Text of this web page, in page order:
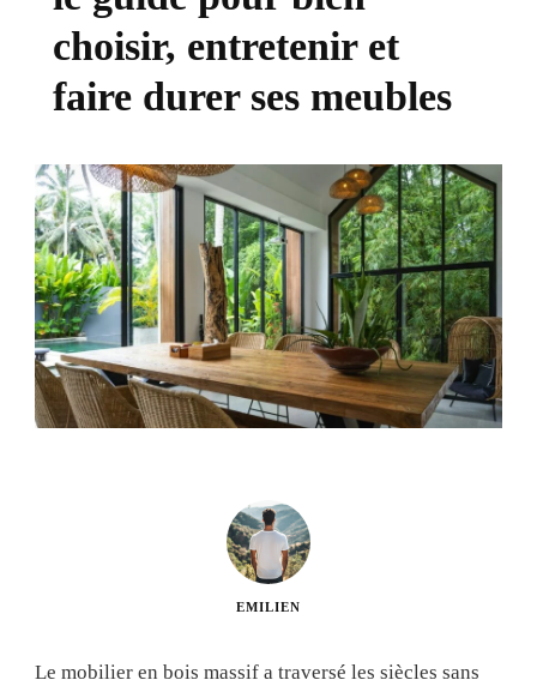
choisir, entretenir et
faire durer ses meubles
EMILIEN
Le mobilier en bois massif a traversé les siècles sans